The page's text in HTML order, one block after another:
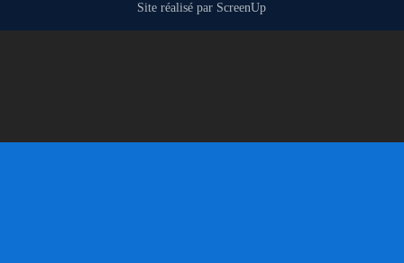
Site réalisé par ScreenUp